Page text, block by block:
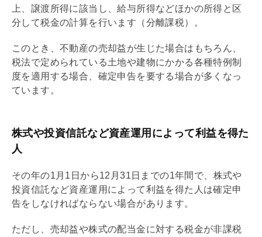
上、譲渡所得に該当し、給与所得などほかの所得と区
分して税金の計算を行います（分離課税）。
このとき、不動産の売却益が生じた場合はもちろん、
税法で定められている土地や建物にかかる各種特例制
度を適用する場合、確定申告を要する場合が多くなっ
ています。
株式や投資信託など資産運用によって利益を得た
人
その年の1月1日から12月31日までの1年間で、株式や
投資信託など資産運用によって利益を得た人は確定申
告をしなければならない場合があります。
ただし、売却益や株式の配当金に対する税金が非課税